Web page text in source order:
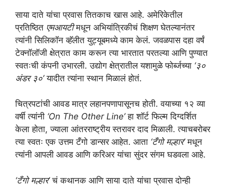
साया दाते यांचा प्रवास तितकाच खास आहे. अमेरिकेतील
प्रतिष्ठित एमआयटीमधून अभियांत्रिकीचं शिक्षण घेतल्यानंतर
त्यांनी सिलिकॉन व्हॅलीत युट्यूबमध्ये काम केलं. जवळपास दहा वर्षं
टेक्नॉलॉजी क्षेत्रात काम करून त्या भारतात परतल्या आणि पुण्यात
स्वतःची कंपनी उभारली. उद्योग क्षेत्रातील यशामुळे फोर्ब्जच्या ‘३०
अंडर ३०’यादीत त्यांना स्थान मिळालं होतं.
चित्रपटांची आवड मात्र लहानपणापासूनच होती. वयाच्या १२ व्या
वर्षी त्यांनी ‘On The Other Line’हा शॉर्ट फिल्म दिग्दर्शित
केला होता, ज्याला आंतरराष्ट्रीय स्तरावर दाद मिळाली. त्याचबरोबर
त्या स्वतः एक उत्तम टँगो डान्सर आहेत. आता ‘टँगो मल्हार’मधून
त्यांनी आपली आवड आणि करिअर यांचा सुंदर संगम घडवला आहे.
‘टँगो मल्हार’चं कथानक आणि साया दाते यांचा प्रवास दोन्ही